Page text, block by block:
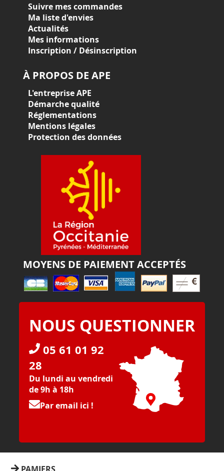
Suivre mes commandes
Ma liste d'envies
Actualités
Mes informations
Inscription / Désinscription
À PROPOS DE APE
L'entreprise APE
Démarche qualité
Réglementations
Mentions légales
Protection des données
MOYENS DE PAIEMENT ACCEPTÉS
NOUS QUESTIONNER
05 61 01 92
28
Du lundi au vendredi
de 9h à 18h
Par email ici !